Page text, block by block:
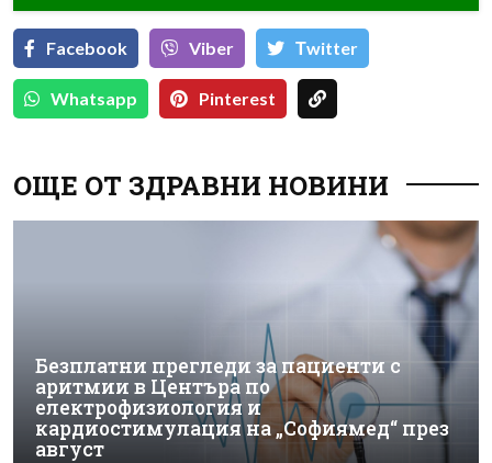
Facebook Viber Тwitter
Whatsapp Pinterest
ОЩЕ ОТ ЗДРАВНИ НОВИНИ
Безплатни прегледи за пациенти с
аритмии в Центъра по
електрофизиология и
кардиостимулация на „Софиямед“ през
август